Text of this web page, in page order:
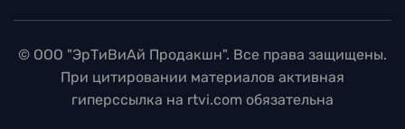
© ООО "ЭрТиВиАй Продакшн". Все права защищены.
При цитировании материалов активная
гиперссылка на rtvi.com обязательна